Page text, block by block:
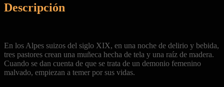
Descripción
En los Alpes suizos del siglo XIX, en una noche de delirio y bebida,
tres pastores crean una muñeca hecha de tela y una raíz de madera.
Cuando se dan cuenta de que se trata de un demonio femenino
malvado, empiezan a temer por sus vidas.